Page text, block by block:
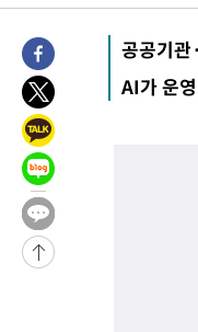
15시간 전 >[속보]뉴욕증시
-2780초 전 >
이란 "호르무즈
1시간 전 >
[속보]與최고위원
수·김용 순
1시간 전 >
[속보]김민석, 與
44.56%
1시간 전 >
10.17%
2시간 전 >
2시간 전 >
3시간 전 >
낮 최고 35도 '무
4시간 전 >
[속보]이강인 "감
수도권 40도 육박
온열질환 사망자
공공기
AI가 운